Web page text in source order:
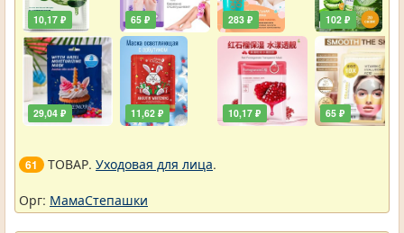
10,17 ₽
29,04 ₽
65 ₽
11,62 ₽
283 ₽
10,17 ₽
102 ₽
65 ₽
61 ТОВАР. Уходовая для лица.
Орг: МамаСтепашки